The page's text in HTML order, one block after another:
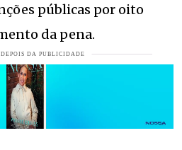
públicas por oito
da pena.